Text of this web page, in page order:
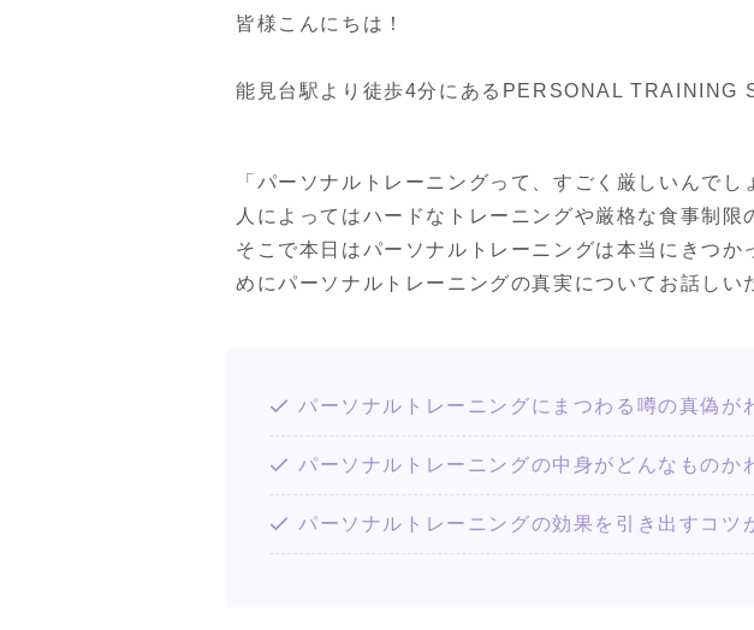
皆様こんにちは！
能見台駅より徒歩4分にあるPERSONAL TRAINING
「パーソナルトレーニングって、すごく厳しいんで
人によってはハードなトレーニングや厳格な食事制限
そこで本日はパーソナルトレーニングは本当にきつ
めにパーソナルトレーニングの真実についてお話しい
パーソナルトレーニングにまつわる噂の真偽が
パーソナルトレーニングの中身がどんなものか
パーソナルトレーニングの効果を引き出すコツ